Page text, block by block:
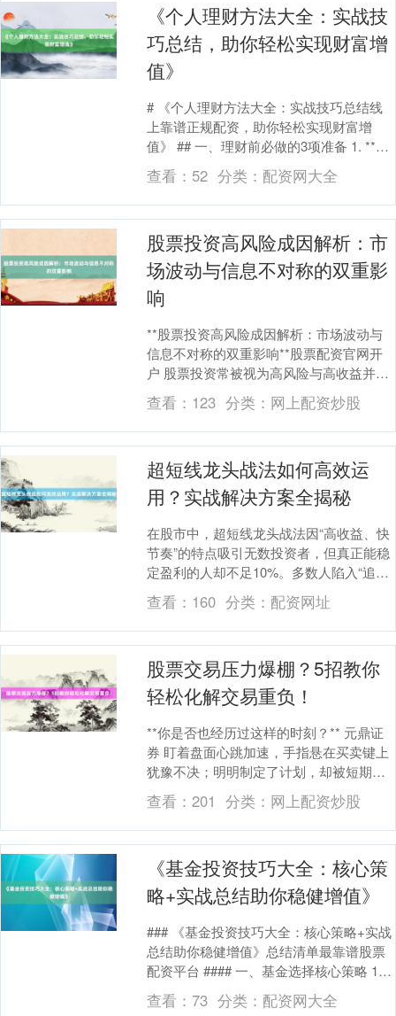
《个人理财方法大全：实战技
巧总结，助你轻松实现财富增
值》
# 《个人理财方法大全：实战技巧总结线
上靠谱正规配资，助你轻松实现财富增
值》 ## 一、理财前必做的3项准备 1. **明
确财务目标** - 短期目标（1年内）....
查看： 52 分类： 配资网大全
股票投资高风险成因解析：市
场波动与信息不对称的双重影
响
**股票投资高风险成因解析：市场波动与
信息不对称的双重影响**股票配资官网开
户 股票投资常被视为高风险与高收益并存
的领域，但许多投资者对风险的本质缺乏
系统性认知....
查看： 123 分类： 网上配资炒股
超短线龙头战法如何高效运
用？实战解决方案全揭秘
在股市中，超短线龙头战法因“高收益、快
节奏”的特点吸引无数投资者，但真正能稳
定盈利的人却不足10%。多数人陷入“追高
被套、低吸踏空、情绪失控”的死循环，问
题究竟....
查看： 160 分类： 配资网址
股票交易压力爆棚？5招教你
轻松化解交易重负！
**你是否也经历过这样的时刻？** 元鼎证
券 盯着盘面心跳加速，手指悬在买卖键上
犹豫不决；明明制定了计划，却被短期波
动打乱节奏；收盘后反复复盘，越想越焦
虑，甚至....
查看：201 分类： 网上配资炒股
《基金投资技巧大全：核心策
略+实战总结助你稳健增值》
### 《基金投资技巧大全：核心策略+实战
总结助你稳健增值》总结清单最靠谱股票
配资平台 #### 一、基金选择核心策略 1.
**明确投资目标** - 短期资金....
查看：73 分类： 配资网大全